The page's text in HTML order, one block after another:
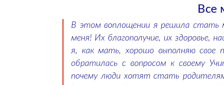
Все
В этом воплощении я решила стать
меня! Их благополучие, их здоровье,
я, как мать, хорошо выполняю свое
обратилась с вопросом к своему
почему люди хотят стать